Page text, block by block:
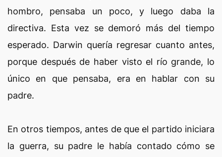
hombro, pensaba un poco, y luego daba la
directiva. Esta vez se demoró más del tiempo
esperado. Darwin quería regresar cuanto antes,
porque después de haber visto el río grande, lo
único en que pensaba, era en hablar con su
padre.
En otros tiempos, antes de que el partido iniciara
la guerra, su padre le había contado cómo se